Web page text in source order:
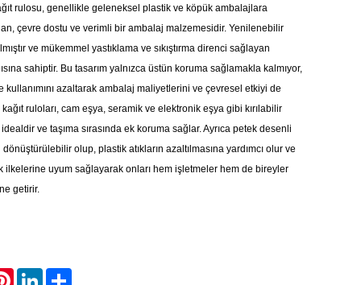
rulosu, genellikle geleneksel plastik ve köpük ambalajlara
çevre dostu ve verimli bir ambalaj malzemesidir. Yenilenebilir
ve mükemmel yastıklama ve sıkıştırma direnci sağlayan
sahiptir. Bu tasarım yalnızca üstün koruma sağlamakla kalmıyor,
kullanımını azaltarak ambalaj maliyetlerini ve çevresel etkiyi de
ruloları, cam eşya, seramik ve elektronik eşya gibi kırılabilir
idealdir ve taşıma sırasında ek koruma sağlar. Ayrıca petek desenli
olup, plastik atıkların azaltılmasına yardımcı olur ve
uyum sağlayarak onları hem işletmeler hem de bireyler
getirir.
PinterestLinkedIn